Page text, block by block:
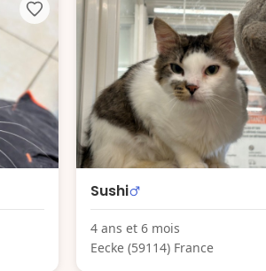
Sushi
4 ans et 6 mois
Eecke (59114) France